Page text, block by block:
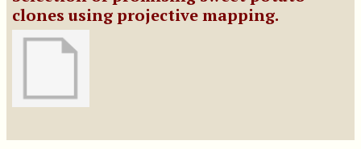
clones using projective mapping.